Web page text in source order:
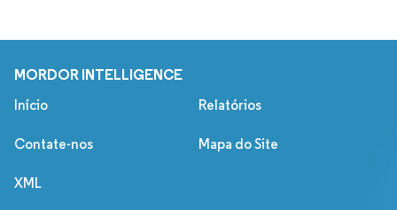
MORDOR INTELLIGENCE
Início Relatórios
Contate-nos Mapa do Site
XML